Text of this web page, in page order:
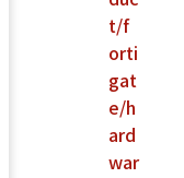
t/f
orti
gat
e/h
ard
war